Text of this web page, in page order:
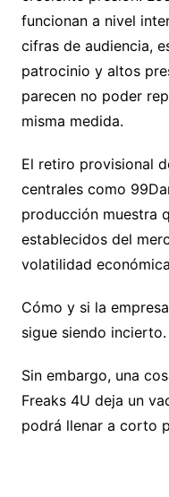
funcionan a nivel
cifras de audiencia,
patrocinio y altos
parecen no poder
misma medida.
El retiro provisional
centrales como
producción muestra
establecidos del
volatilidad
Cómo y si la
sigue siendo incierto.
Sin embargo, una
Freaks 4U deja un
podrá llenar a corto